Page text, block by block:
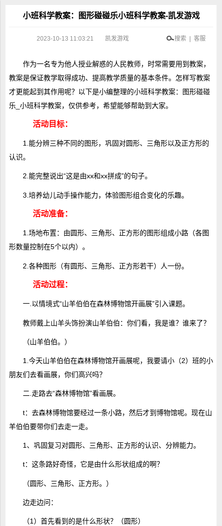
小班科学教案：图形碰碰乐小班科学教案-凯发游戏
2023-10-13 11:03:21 凯发游戏 搜索 | 客服
作为一名专为他人授业解惑的人民教师，时常需要用到教案，
教案是保证教学取得成功、提高教学质量的基本条件。怎样写教案
才更能起到其作用呢？以下是小编整理的小班科学教案：图形碰碰
乐_小班科学教案，仅供参考，希望能够帮助到大家。
活动目标：
1.能分辨三种不同的图形，巩固对圆形、三角形以及正方形的
认识。
2.能完整说出“这是由xx和xx拼成”的句子。
3.培养幼儿动手操作能力，体验图形组合变化的乐趣。
活动准备：
1.场地布置：由圆形、三角形、正方形的图形组成小路（各图
形数量控制在5个以内）。
2.各种图形（有圆形、三角形、正方形若干）人一份。
活动过程：
一.以情境式“山羊伯伯在森林博物馆开画展”引入课题。
教师戴上山羊头饰扮演山羊伯伯：你们看，我是谁？谁来了？
（山羊伯伯。）
1.今天山羊伯伯在森林博物馆开画展呢，我要请小（2）班的小
朋友们去看画展，你们高兴吗？
二.走路去“森林博物馆”看画展。
t：去森林博物馆要经过一条小路，然后才到博物馆呢。现在山
羊伯伯要带你们去走一走。
1、巩固复习对圆形、三角形、正方形的认识、分辨能力。
t：这条路好奇怪，它是由什么形状组成的啊？
（圆形、三角形、正方形。）
边走边问：
（1）首先看到的是什么形状？（圆形）